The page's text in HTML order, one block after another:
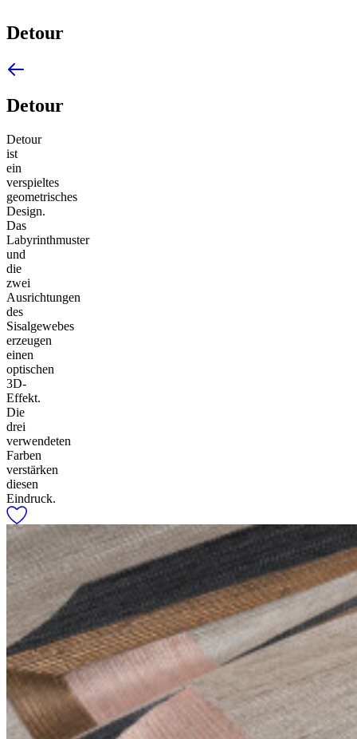
Detour
Detour
Detour
ist
ein
verspieltes
geometrisches
Design.
Das
Labyrinthmuster
und
die
zwei
Ausrichtungen
des
Sisalgewebes
erzeugen
einen
optischen
3D-
Effekt.
Die
drei
verwendeten
Farben
verstärken
diesen
Eindruck.